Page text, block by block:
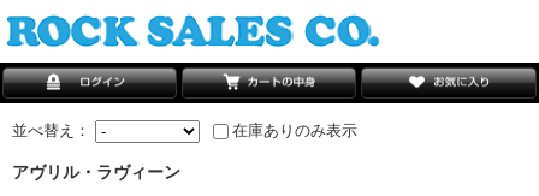
並べ替え： 在庫ありのみ表示
アヴリル・ラヴィーン